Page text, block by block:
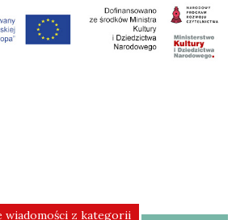
wiadomości z kategorii